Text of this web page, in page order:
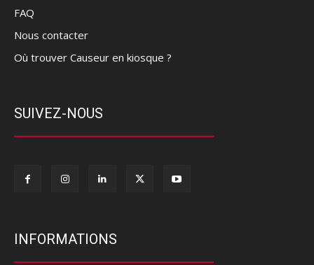
FAQ
Nous contacter
Où trouver Causeur en kiosque ?
SUIVEZ-NOUS
INFORMATIONS